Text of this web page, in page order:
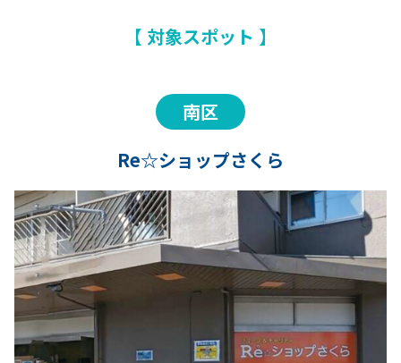
【 対象スポット 】
南区
Re☆ショップさくら